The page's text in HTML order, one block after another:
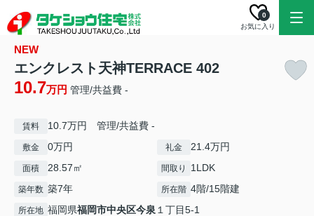
お気に入り
0
NEW
エンクレスト天神TERRACE 402
10.7万円 管理/共益費 -
賃料 10.7万円 管理/共益費 -
敷金 0万円 礼金 21.4万円
面積 28.57㎡ 間取り 1LDK
築年数 築7年 所在階 4階/15階建
所在地 福岡県福岡市中央区今泉 １丁目5-1